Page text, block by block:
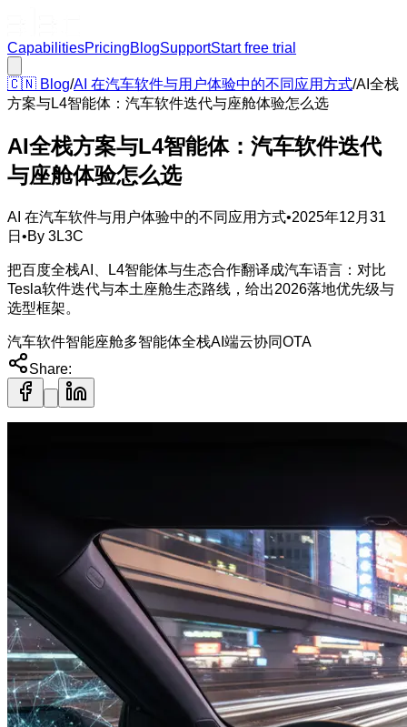
CapabilitiesPricingBlogSupportStart free trial
🇨🇳 Blog/AI 在汽车软件与用户体验中的不同应用方式/AI全栈
方案与L4智能体：汽车软件迭代与座舱体验怎么选
AI全栈方案与L4智能体：汽车软件迭代
与座舱体验怎么选
AI 在汽车软件与用户体验中的不同应用方式•2025年12月31
日 •By 3L3C
把百度全栈AI、L4智能体与生态合作翻译成汽车语言：对比
Tesla软件迭代与本土座舱生态路线，给出2026落地优先级与
选型框架。
汽车软件智能座舱多智能体全栈AI 端云协同OTA
Share: